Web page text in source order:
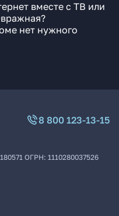
вместе с ТВ или
нет нужного
8 800 123-13-15
ОГРН: 1110280037526